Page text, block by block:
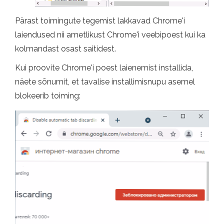
Pärast toimingute tegemist lakkavad Chrome'i
laiendused nii ametlikust Chrome'i veebipoest kui ka
kolmandast osast saitidest.
Kui proovite Chrome'i poest laienemist installida,
näete sõnumit, et tavalise installimisnupu asemel
blokeerib toiming: